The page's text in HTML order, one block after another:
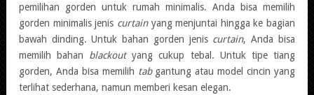
pemilihan gorden untuk rumah minimalis. Anda bisa memilih
gorden minimalis jenis curtain yang menjuntai hingga ke bagian
bawah dinding. Untuk bahan gorden jenis curtain, Anda bisa
memilih bahan blackoutyang cukup tebal. Untuk tipe tiang
gorden, Anda bisa memilih tab gantung atau model cincin yang
terlihat sederhana, namun memberi kesan elegan.